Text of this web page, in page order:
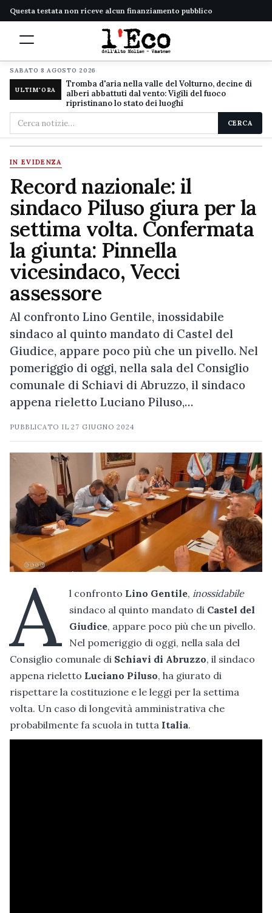
Questa testata non riceve alcun finanziamento pubblico
SABATO 8 AGOSTO 2026
ULTIM'ORA
Tromba d'aria nella valle del Volturno, decine di
alberi abbattuti dal vento: Vigili del fuoco
ripristinano lo stato dei luoghi
Cerca
nel
sito
CERCA
IN EVIDENZA
Record nazionale: il
sindaco Piluso giura per la
settima volta. Confermata
la giunta: Pinnella
vicesindaco, Vecci
assessore
Al confronto Lino Gentile, inossidabile
sindaco al quinto mandato di Castel del
Giudice, appare poco più che un pivello. Nel
pomeriggio di oggi, nella sala del Consiglio
comunale di Schiavi di Abruzzo, il sindaco
appena rieletto Luciano Piluso,…
PUBBLICATO IL27 GIUGNO 2024
A l confronto Lino Gentile, inossidabile
sindaco al quinto mandato di Castel del
Giudice, appare poco più che un pivello.
Nel pomeriggio di oggi, nella sala del
Consiglio comunale di Schiavi di Abruzzo, il sindaco
appena rieletto Luciano Piluso, ha giurato di
rispettare la costituzione e le leggi per la settima
volta. Un caso di longevità amministrativa che
probabilmente fa scuola in tutta Italia.